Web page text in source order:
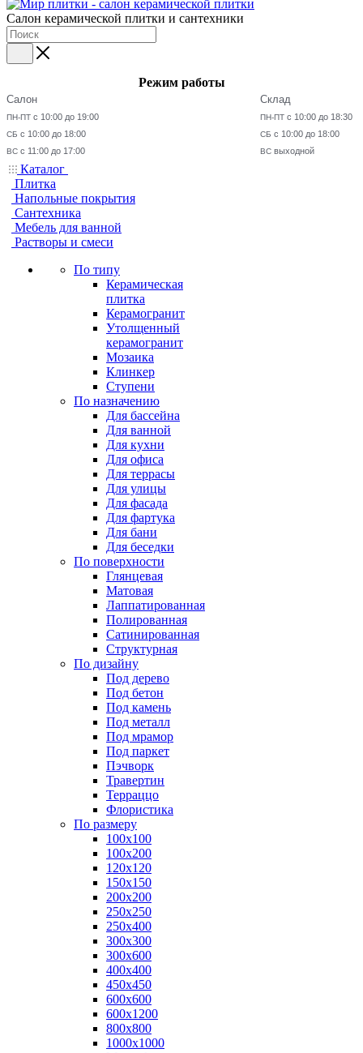
Салон керамической плитки и сантехники
Режим работы
Салон
ПН-ПТ с 10:00 до 19:00
СБ с 10:00 до 18:00
ВС с 11:00 до 17:00
Склад
ПН-ПТ с 10:00 до 18:30
СБ с 10:00 до 18:00
ВС выходной
Каталог
Плитка
Напольные покрытия
Сантехника
Мебель для ванной
Растворы и смеси
По типу
Керамическая
плитка
Керамогранит
Утолщенный
керамогранит
Мозаика
Клинкер
Ступени
По назначению
Для бассейна
Для ванной
Для кухни
Для офиса
Для террасы
Для улицы
Для фасада
Для фартука
Для бани
Для беседки
По поверхности
Глянцевая
Матовая
Лаппатированная
Полированная
Сатинированная
Структурная
По дизайну
Под дерево
Под бетон
Под камень
Под металл
Под мрамор
Под паркет
Пэчворк
Травертин
Терраццо
Флористика
По размеру
100х100
100х200
120х120
150х150
200х200
250х250
250х400
300х300
300х600
400х400
450х450
600х600
600х1200
800х800
1000х1000